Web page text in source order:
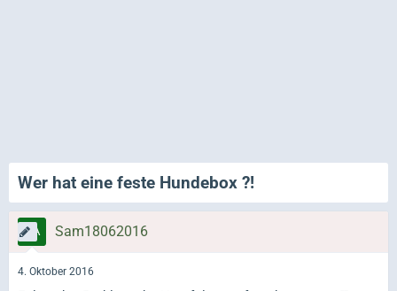
Wer hat eine feste Hundebox ?!
Sam18062016
4. Oktober 2016